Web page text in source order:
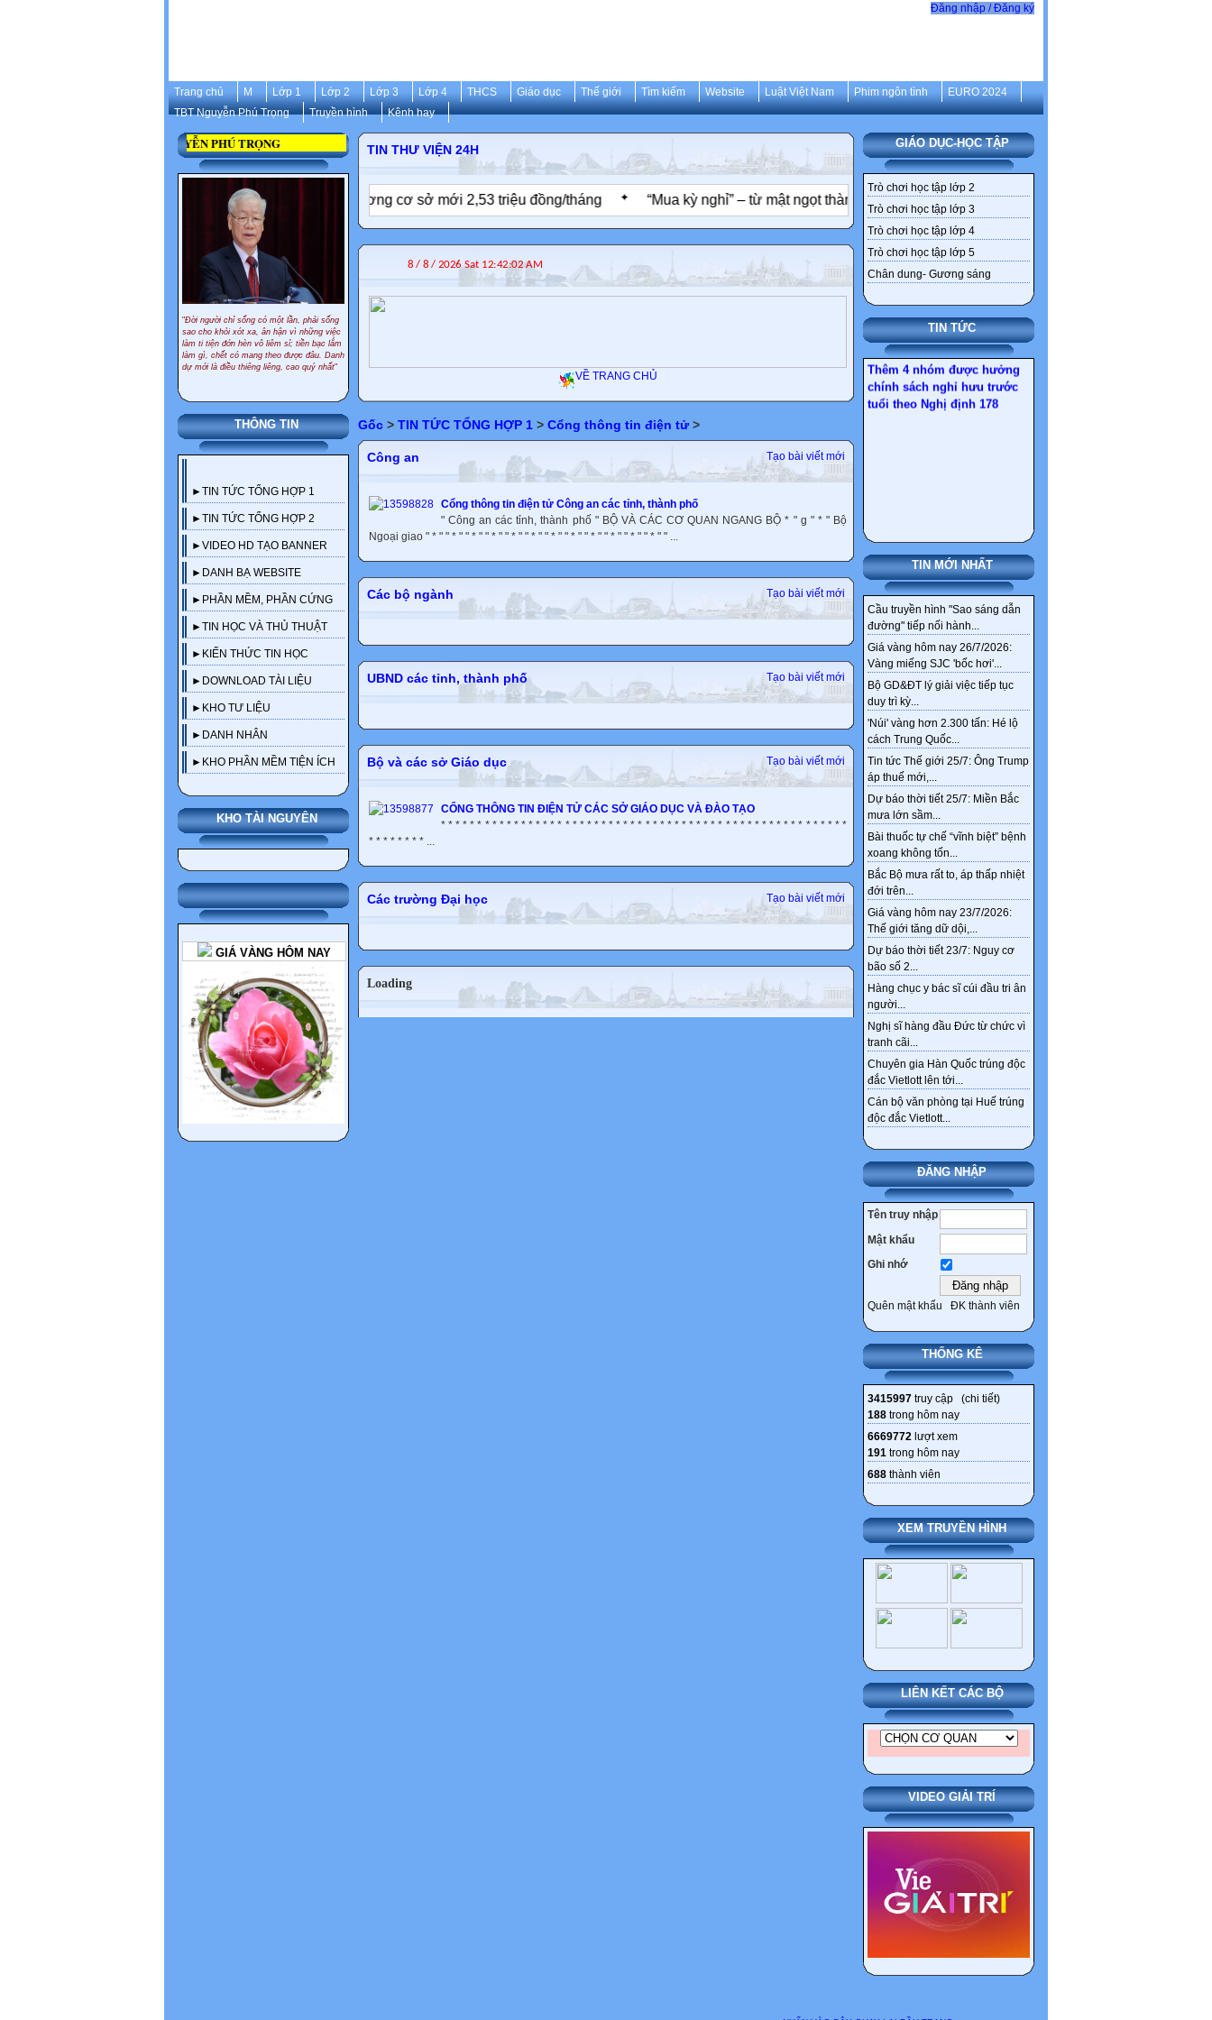
Đăng nhập / Đăng ký
Trang chủ M Lớp 1 Lớp 2 Lớp 3 Lớp 4 THCS Giáo dục Thế giới Tìm kiếm Website Luật Việt Nam Phim ngôn tình
EURO 2024
TBT Nguyễn Phú Trọng
Truyền hình Kênh hay
CỐ TỔNG BÍ THƯ NGUYỄN PHÚ TRỌNG
"Đời người chỉ sống có một lần, phải sống
sao cho khỏi xót xa, ân hận vì những việc
làm ti tiện đớn hèn vô liêm sỉ; tiền bạc lắm
làm gì, chết có mang theo được đâu. Danh
dự mới là điều thiêng liêng, cao quý nhất"
THÔNG TIN
►TIN TỨC TỔNG HỢP 1
►TIN TỨC TỔNG HỢP 2
►VIDEO HD TẠO BANNER
►DANH BẠ WEBSITE
►PHẦN MỀM, PHẦN CỨNG
►TIN HỌC VÀ THỦ THUẬT
►KIẾN THỨC TIN HỌC
►DOWNLOAD TÀI LIỆU
►KHO TƯ LIỆU
►DANH NHÂN
►KHO PHẦN MỀM TIỆN ÍCH
KHO TÀI NGUYÊN
GIÁ VÀNG HÔM NAY
GIÁO DỤC-HỌC TẬP
Trò chơi học tập lớp 2
Trò chơi học tập lớp 3
Trò chơi học tập lớp 4
Trò chơi học tập lớp 5
Chân dung- Gương sáng
TIN TỨC
cứ điểm tại Việt Nam
Gần 30 tấn vàng ở Tây Bắc
chỉ là một phần kho vàng
Tổng hợp văn bản sát nhập
xã, huyện đến 2030
Chi tiết tên gọi 126 xã,
phường mới ở Hà Nội sau
sắp xếp
Sức khỏe, bài thuốc hay
nickname tài khoản từ 1/4
Thêm 4 nhóm được hưởng
chính sách nghỉ hưu trước
tuổi theo Nghị định 178
TIN MỚI NHẤT
Cầu truyền hình "Sao sáng dẫn
đường" tiếp nối hành...
Giá vàng hôm nay 26/7/2026:
Vàng miếng SJC 'bốc hơi'...
Bộ GD&ĐT lý giải việc tiếp tục
duy trì kỳ...
'Núi' vàng hơn 2.300 tấn: Hé lộ
cách Trung Quốc...
Tin tức Thế giới 25/7: Ông Trump
áp thuế mới,...
Dự báo thời tiết 25/7: Miền Bắc
mưa lớn sầm...
Bài thuốc tự chế “vĩnh biệt” bệnh
xoang không tốn...
Bắc Bộ mưa rất to, áp thấp nhiệt
đới trên...
Giá vàng hôm nay 23/7/2026:
Thế giới tăng dữ dội,...
Dự báo thời tiết 23/7: Nguy cơ
bão số 2...
Hàng chục y bác sĩ cúi đầu tri ân
người...
Nghị sĩ hàng đầu Đức từ chức vì
tranh cãi...
Chuyên gia Hàn Quốc trúng độc
đắc Vietlott lên tới...
Cán bộ văn phòng tại Huế trúng
độc đắc Vietlott...
ĐĂNG NHẬP
Tên truy nhập
Mật khẩu
Ghi nhớ
Quên mật khẩu ĐK thành viên
THỐNG KÊ
3415997 truy cập (chi tiết)
188 trong hôm nay
6669772 lượt xem
191 trong hôm nay
688 thành viên
XEM TRUYỀN HÌNH
LIÊN KẾT CÁC BỘ
VIDEO GIẢI TRÍ
TIN THƯ VIỆN 24H
Dự kiến cách tính lương, phụ cấp theo lương cơ sở mới 2,53 triệu đồng/tháng ✦ “Mua kỳ nghỉ” – từ mật ngọt thành mật đắng Ai cũng muốn một miếng World Cup
VỀ TRANG CHỦ
Gốc > TIN TỨC TỔNG HỢP 1 > Cổng thông tin điện tử>
Tạo bài viết mới
Công an
Cổng thông tin điện tử Công an các tỉnh, thành phố
" Công an các tỉnh, thành phố " BỘ VÀ CÁC CƠ QUAN NGANG BỘ * " g " * " Bộ
Ngoại giao " * " " * " " * " " * " " * " " * " " * " " * " " * " " * " " * " " * " " ...
Tạo bài viết mới
Các bộ ngành
Tạo bài viết mới
UBND các tỉnh, thành phố
Tạo bài viết mới
Bộ và các sở Giáo dục
CỔNG THÔNG TIN ĐIỆN TỬ CÁC SỞ GIÁO DỤC VÀ ĐÀO TẠO
* * * * * * * * * * * * * * * * * * * * * * * * * * * * * * * * * * * * * * * * * * * * * * * * * * * * * * * *
* * * * * * * * ...
Tạo bài viết mới
Các trường Đại học
Loading